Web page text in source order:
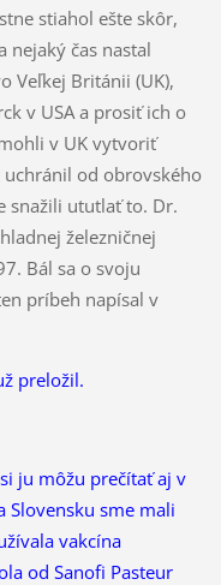
stiahol ešte skôr,
nejaký čas nastal
Veľkej Británii (UK),
v USA a prosiť ich o
v UK vytvoriť
uchránil od obrovského
snažili ututlať to. Dr.
železničnej
Bál sa o svoju
príbeh napísal v
preložil.
ju môžu prečítať aj v
Slovensku sme mali
vakcína
od Sanofi Pasteur